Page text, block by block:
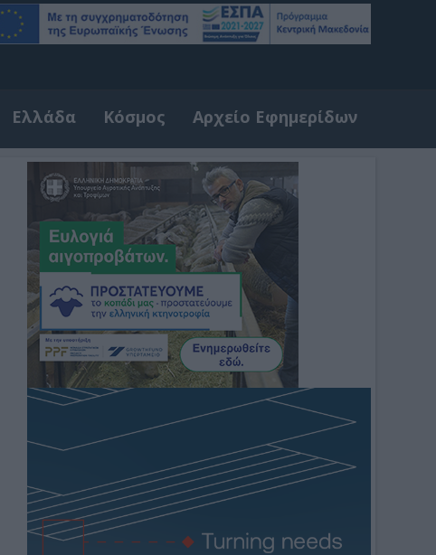
Ελλάδα Κόσμος Αρχείο Εφημερίδων